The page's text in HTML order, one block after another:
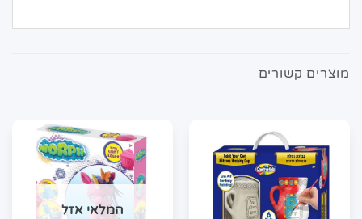
מוצרים קשורים
המלאי אזל